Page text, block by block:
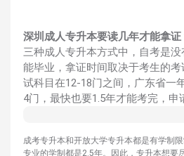
深圳成人专升本要读几年才能拿证
三种成人专升本方式中，自考是
能毕业，拿证时间取决于考生的
试科目在12-18门之间，广东省一
4门，最快也要1.5年才能考完，申
成考专升本和开放大学专升本都是有学制
专业的学制都是2.5年。因此，专升本想要